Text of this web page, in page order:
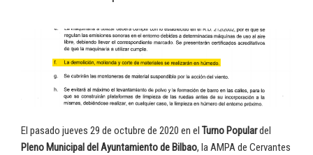
El pasado jueves 29 de octubre de 2020 en el Turno Populardel
Pleno Municipal del Ayuntamiento de Bilbao, la AMPA de Cervantes